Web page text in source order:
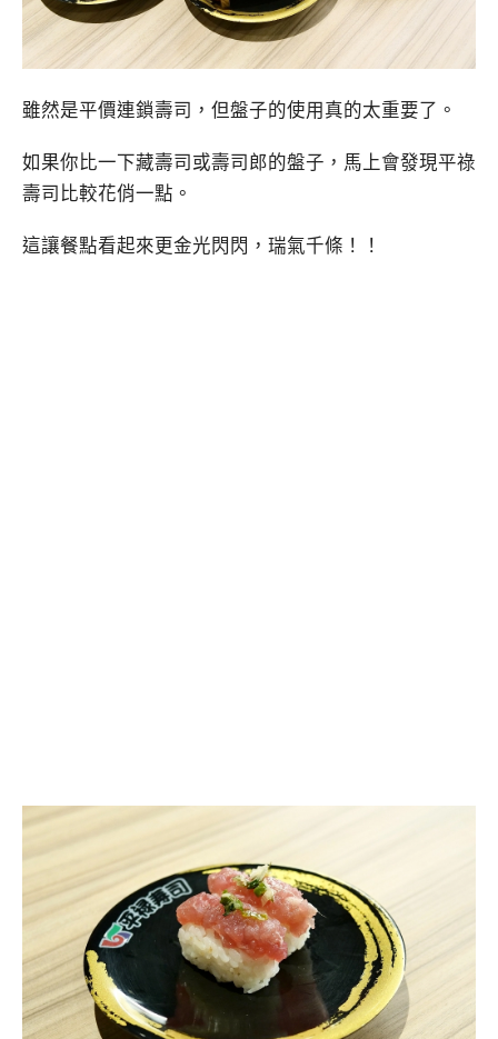
雖然是平價連鎖壽司，但盤子的使用真的太重要了。
如果你比一下藏壽司或壽司郎的盤子，馬上會發現平祿
壽司比較花俏一點。
這讓餐點看起來更金光閃閃，瑞氣千條！！